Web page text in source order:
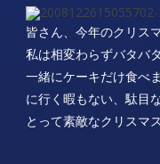
皆さん、今年のクリス
私は相変わらずバタバ
一緒にケーキだけ食べ
に行く暇もない、駄目
とって素敵なクリスマ